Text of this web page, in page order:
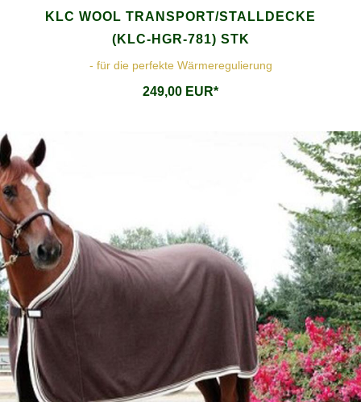
KLC WOOL TRANSPORT/STALLDECKE
(KLC-HGR-781) STK
- für die perfekte Wärmeregulierung
249,00 EUR*